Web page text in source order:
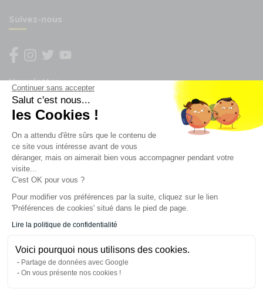
Continuer sans accepter
Salut c'est nous...
les Cookies !
On a attendu d'être sûrs que le contenu de
ce site vous intéresse avant de vous
déranger, mais on aimerait bien vous accompagner pendant votre
visite...
C'est OK pour vous ?
Pour modifier vos préférences par la suite, cliquez sur le lien
'Préférences de cookies' situé dans le pied de page.
Lire la politique de confidentialité
Voici pourquoi nous utilisons des cookies.
Partage de données avec Google
On vous présente nos cookies !
Suivez-nous
Newsletter
Enregistrez vous à la newsletter
Restez à l'actualité sur nos produits et les offres du
moment
NOS SERVICES
INFORMATIONS
CONTACT